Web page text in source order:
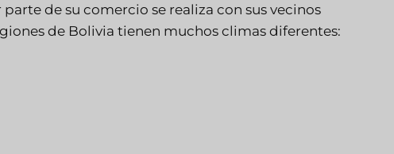
de su comercio se realiza con sus vecinos
de Bolivia tienen muchos climas diferentes: